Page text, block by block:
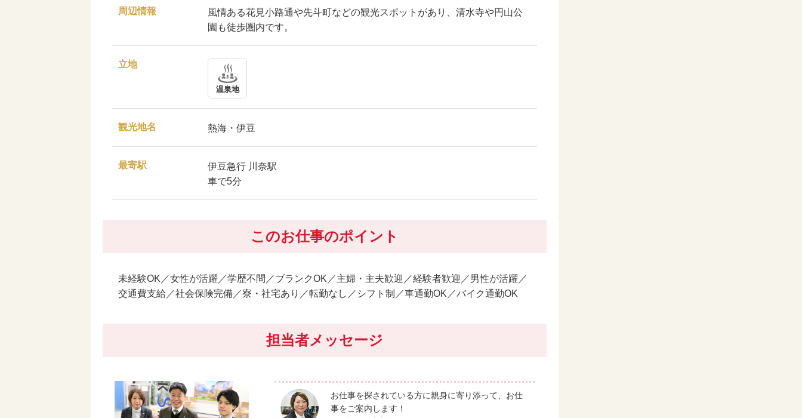
周辺情報
風情ある花見小路通や先斗町などの観光スポットがあり、清水寺や円山公
園も徒歩圏内です。
立地
温泉地
観光地名 熱海・伊豆
最寄駅
伊豆急行 川奈駅
車で5分
このお仕事のポイント
未経験OK／女性が活躍／学歴不問／ブランクOK／主婦・主夫歓迎／経験者歓迎／男性が活躍／
交通費支給／社会保険完備／寮・社宅あり／転勤なし／シフト制／車通勤OK／バイク通勤OK
担当者メッセージ
お仕事を探されている方に親身に寄り添って、お仕
事をご案内します！